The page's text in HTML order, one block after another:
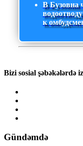
В Бузовна
к
Bizi sosial şəbəkələrdə
Gündəmdə